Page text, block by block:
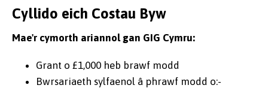
Cyllido eich Costau Byw
Mae'r cymorth ariannol gan GIG Cymru:
Grant o £1,000 heb brawf modd
Bwrsariaeth sylfaenol â phrawf modd o:-